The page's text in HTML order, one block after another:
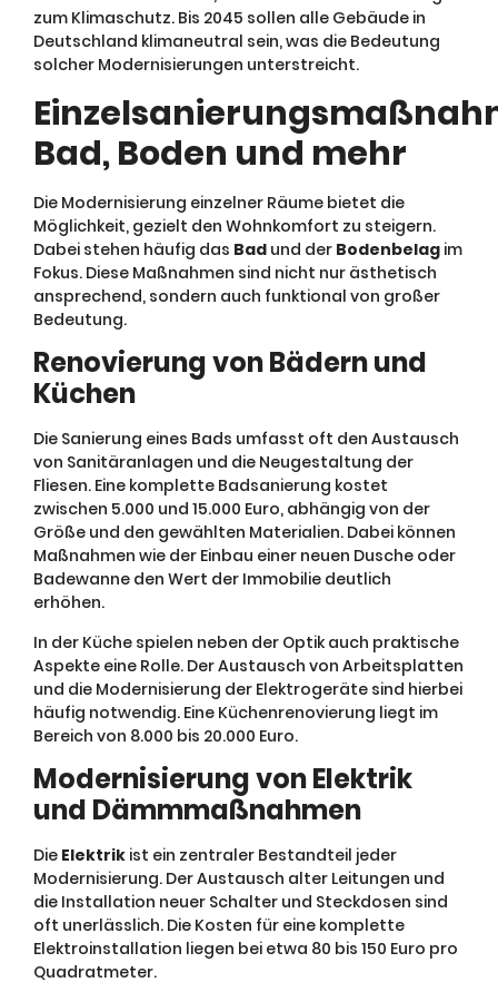
zum Klimaschutz. Bis 2045 sollen alle Gebäude in
Deutschland klimaneutral sein, was die Bedeutung
solcher Modernisierungen unterstreicht.
Bad, Boden und mehr
Die Modernisierung einzelner Räume bietet die
Möglichkeit, gezielt den Wohnkomfort zu steigern.
Dabei stehen häufig das Bad und der Bodenbelag im
Fokus. Diese Maßnahmen sind nicht nur ästhetisch
ansprechend, sondern auch funktional von großer
Bedeutung.
Renovierung von Bädern und
Küchen
Die Sanierung eines Bads umfasst oft den Austausch
von Sanitäranlagen und die Neugestaltung der
Fliesen. Eine komplette Badsanierung kostet
zwischen 5.000 und 15.000 Euro, abhängig von der
Größe und den gewählten Materialien. Dabei können
Maßnahmen wie der Einbau einer neuen Dusche oder
Badewanne den Wert der Immobilie deutlich
erhöhen.
In der Küche spielen neben der Optik auch praktische
Aspekte eine Rolle. Der Austausch von Arbeitsplatten
und die Modernisierung der Elektrogeräte sind hierbei
häufig notwendig. Eine Küchenrenovierung liegt im
Bereich von 8.000 bis 20.000 Euro.
Modernisierung von Elektrik
und Dämmmaßnahmen
Die Elektrik ist ein zentraler Bestandteil jeder
Modernisierung. Der Austausch alter Leitungen und
die Installation neuer Schalter und Steckdosen sind
oft unerlässlich. Die Kosten für eine komplette
Elektroinstallation liegen bei etwa 80 bis 150 Euro pro
Quadratmeter.